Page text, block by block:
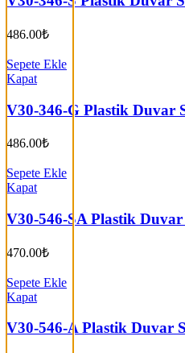
486.00₺
Sepete Ekle
Kapat
V30-346-G Plastik Duvar
486.00₺
Sepete Ekle
Kapat
V30-546-SA Plastik Duvar
470.00₺
Sepete Ekle
Kapat
V30-546-A Plastik Duvar